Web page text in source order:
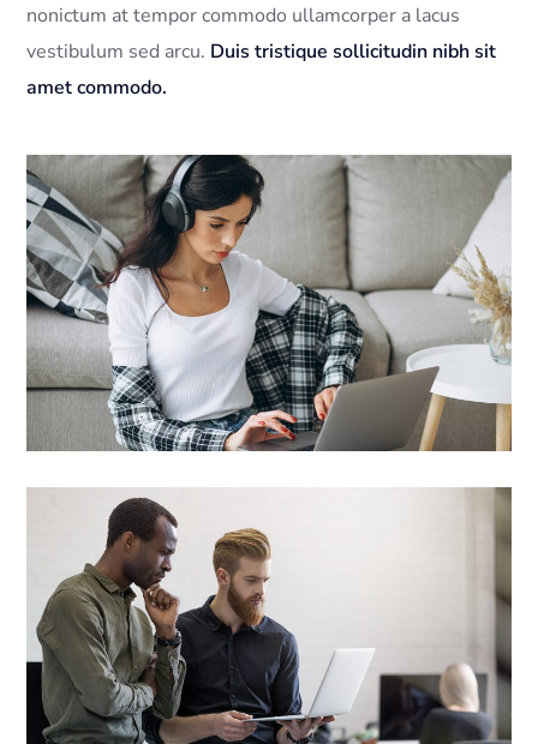
nonictum at tempor commodo ullamcorper a lacus
vestibulum sed arcu. Duis tristique sollicitudin nibh sit
amet commodo.